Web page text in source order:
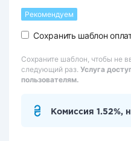
Рекомендуем
Сохранить шаблон
Сохраните шаблон, чтобы не
следующий раз. Услуга
пользователям.
Комиссия 1.52%,